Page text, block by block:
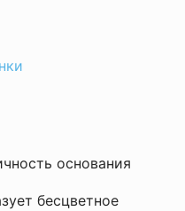
основания
бесцветное